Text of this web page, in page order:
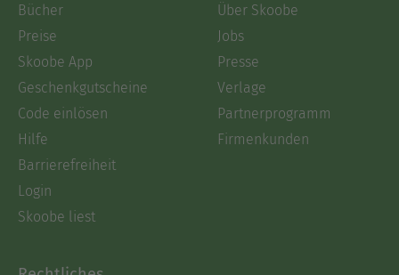
Bücher
Preise
Skoobe App
Geschenkgutscheine
Code einlösen
Hilfe
Barrierefreiheit
Login
Skoobe liest
Über Skoobe
Jobs
Presse
Verlage
Partnerprogramm
Firmenkunden